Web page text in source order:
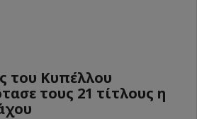
του Κυπέλλου
τους 21 τίτλους η